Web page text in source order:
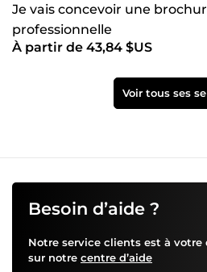
Je vais concevoir une
professionnelle
À partir de 43,84 $US
Voir tous ses
Besoin d’aide ?
Notre service clients est à votre
sur notre centre d’aide